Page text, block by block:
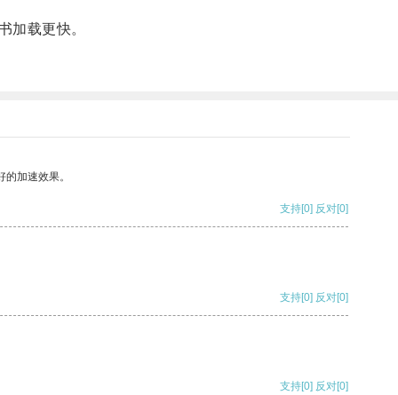
载更快。
加速效果。
支持[0] 反对[0]
支持[0] 反对[0]
支持[0] 反对[0]